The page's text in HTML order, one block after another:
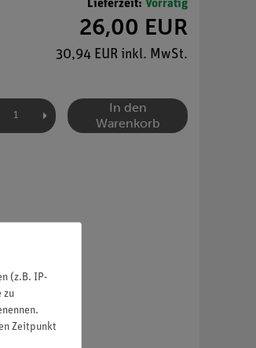
Lieferzeit: Vorrätig
26,00 EUR
30,94 EUR inkl. MwSt.
In den
Warenkorb
(z.B. IP-
zu
Zeitpunkt